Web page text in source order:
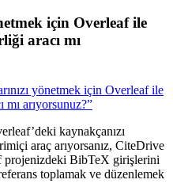
için Overleaf ile
aracı mı
yönetmek için Overleaf ile
arıyorsunuz?”
kaynakçanızı
araç arıyorsanız, CiteDrive
projenizdeki BibTeX girişlerini
toplamak ve düzenlemek